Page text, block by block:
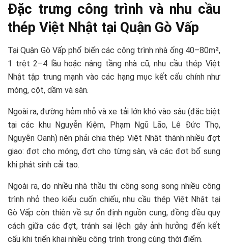
Đặc trưng công trình và nhu cầu
thép Việt Nhật tại Quận Gò Vấp
Tại Quận Gò Vấp phổ biến các công trình nhà ống 40–80m²,
1 trệt 2–4 lầu hoặc nâng tầng nhà cũ, nhu cầu thép Việt
Nhật tập trung mạnh vào các hạng mục kết cấu chính như
móng, cột, dầm và sàn.
Ngoài ra, đường hẻm nhỏ và xe tải lớn khó vào sâu (đặc biệt
tại các khu Nguyễn Kiệm, Phạm Ngũ Lão, Lê Đức Thọ,
Nguyễn Oanh) nên phải chia thép Việt Nhật thành nhiều đợt
giao: đợt cho móng, đợt cho từng sàn, và các đợt bổ sung
khi phát sinh cải tạo.
Ngoài ra, do nhiều nhà thầu thi công song song nhiều công
trình nhỏ theo kiểu cuốn chiếu, nhu cầu thép Việt Nhật tại
Gò Vấp còn thiên về sự ổn định nguồn cung, đồng đều quy
cách giữa các đợt, tránh sai lệch gây ảnh hưởng đến kết
cấu khi triển khai nhiều công trình trong cùng thời điểm.